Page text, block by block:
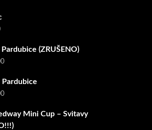
(ZRUŠENO)
Pardubice
Mini Cup – Svitavy